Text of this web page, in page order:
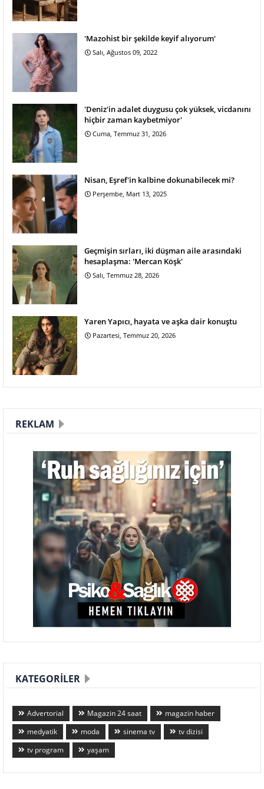
'Mazohist bir şekilde keyif alıyorum'
Salı, Ağustos 09, 2022
'Deniz'in adalet duygusu çok yüksek, vicdanını
hiçbir zaman kaybetmiyor'
Cuma, Temmuz 31, 2026
Nisan, Eşref'in kalbine dokunabilecek mi?
Perşembe, Mart 13, 2025
Geçmişin sırları, iki düşman aile arasındaki
hesaplaşma: 'Mercan Köşk'
Salı, Temmuz 28, 2026
Yaren Yapıcı, hayata ve aşka dair konuştu
Pazartesi, Temmuz 20, 2026
REKLAM
KATEGORILER
Advertorial Magazin 24 saat
magazin haber
medyatik
moda sinema tv
tv dizisi
tv program
yaşam